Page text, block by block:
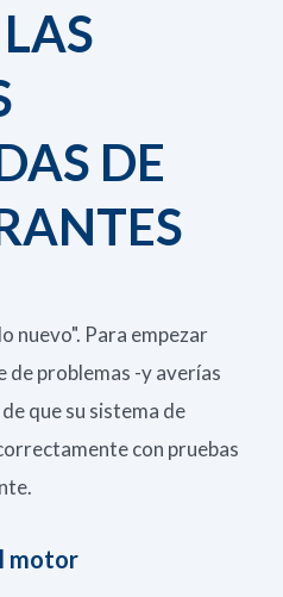
DE
nuevo". Para empezar
de problemas -y averías
que su sistema de
con pruebas
motor